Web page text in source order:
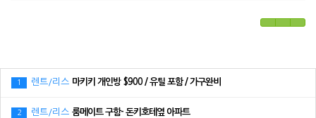
1 렌트/리스 마키키 개인방 $900 / 유틸 포함 / 가구완비
2 렌트/리스 룸메이트 구함- 돈키호테옆 아파트